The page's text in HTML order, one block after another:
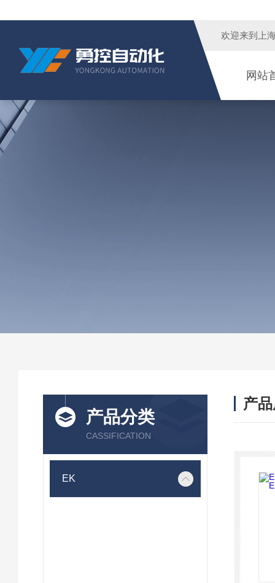
欢迎来到 上
网站
产品分类
CASSIFICATION
EK
产